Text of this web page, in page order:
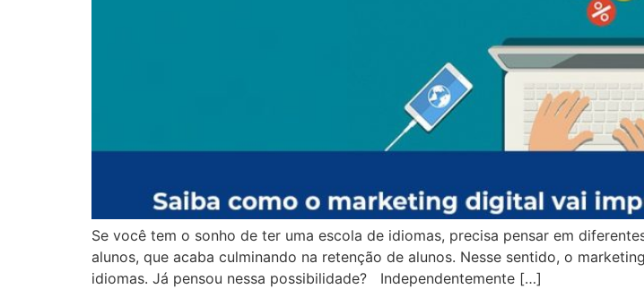
Se você tem o sonho de ter uma escola de idiomas, precisa pensar em
alunos, que acaba culminando na retenção de alunos. Nesse sentido, o
idiomas. Já pensou nessa possibilidade? Independentemente […]